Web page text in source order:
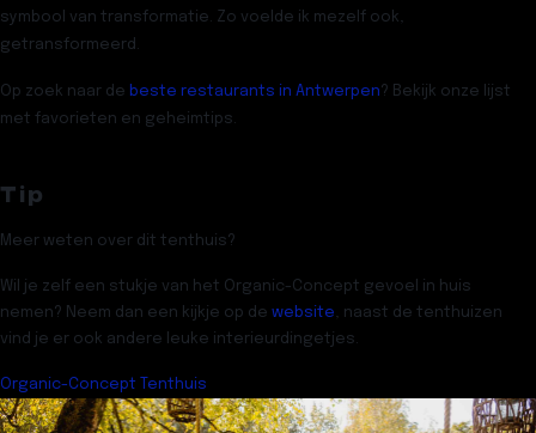
symbool van transformatie. Zo voelde ik mezelf ook,
getransformeerd.
Op zoek naar de beste restaurants in Antwerpen? Bekijk onze lijst
met favorieten en geheimtips.
Tip
Meer weten over dit tenthuis?
Wil je zelf een stukje van het Organic-Concept gevoel in huis
nemen? Neem dan een kijkje op de website, naast de tenthuizen
vind je er ook andere leuke interieurdingetjes.
Organic-Concept Tenthuis